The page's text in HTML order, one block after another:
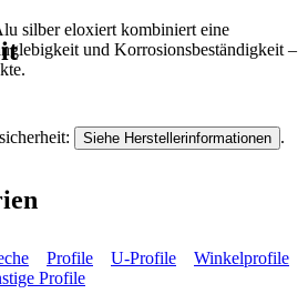
silber eloxiert kombiniert eine
und Korrosionsbeständigkeit –
Siehe Herstellerinformationen .
Profile U-Profile
Winkelprofile
Profile